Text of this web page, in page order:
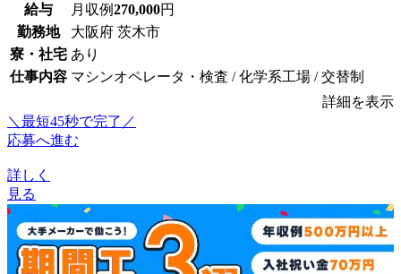
給与 月収例270,000円
勤務地
大阪府 茨木市
寮・社宅 あり
仕事内容 マシンオペレータ・検査 / 化学系工場 / 交替制
詳細を表示
＼最短45秒で完了／
応募へ進む
詳しく
見る